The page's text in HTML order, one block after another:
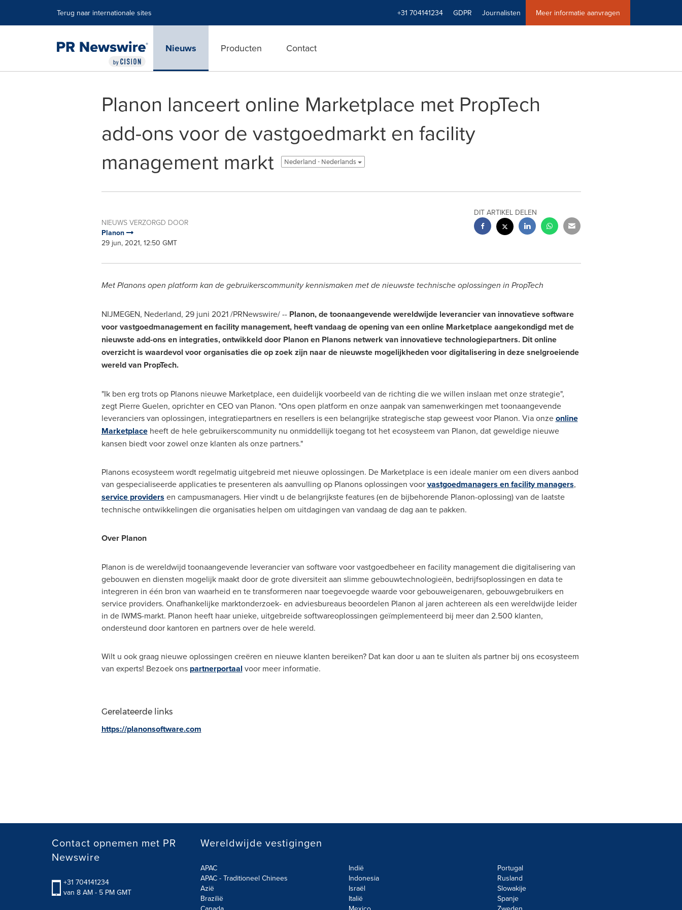
Terug naar internationale sites +31 704141234 GDPR Journalisten Meer informatie aanvragen
Nieuws Producten Contact
Planon lanceert online Marketplace met PropTech
add-ons voor de vastgoedmarkt en facility
management markt
Nederland - Nederlands
NIEUWS VERZORGD DOOR
Planon
29 jun, 2021, 12:50 GMT
DIT ARTIKEL DELEN
Met Planons open platform kan de gebruikerscommunity kennismaken met de nieuwste technische oplossingen in PropTech
NIJMEGEN, Nederland, 29 juni 2021 /PRNewswire/ -- Planon, de toonaangevende wereldwijde leverancier van innovatieve software
voor vastgoedmanagement en facility management, heeft vandaag de opening van een online Marketplace aangekondigd met de
nieuwste add-ons en integraties, ontwikkeld door Planon en Planons netwerk van innovatieve technologiepartners. Dit online
overzicht is waardevol voor organisaties die op zoek zijn naar de nieuwste mogelijkheden voor digitalisering in deze snelgroeiende
wereld van PropTech.
"Ik ben erg trots op Planons nieuwe Marketplace, een duidelijk voorbeeld van de richting die we willen inslaan met onze strategie",
zegt Pierre Guelen, oprichter en CEOvan Planon. "Ons open platform en onze aanpak van samenwerkingen met toonaangevende
leveranciers van oplossingen, integratiepartners en resellers is een belangrijke strategische stap geweest voor Planon. Via onzeonline
Marketplaceheeft de hele gebruikerscommunity nu onmiddellijk toegang tot het ecosysteem van Planon, dat geweldige nieuwe
kansen biedt voor zowel onze klanten als onze partners."
Planons ecosysteem wordt regelmatig uitgebreid met nieuwe oplossingen. De Marketplace is een ideale manier om een divers aanbod
van gespecialiseerde applicaties te presenteren als aanvulling op Planons oplossingen voorvastgoedmanagers en facility managers,
service providers en campusmanagers. Hier vindt u de belangrijkste features (en de bijbehorende Planon-oplossing) van de laatste
technische ontwikkelingen die organisaties helpen om uitdagingen van vandaag de dag aan te pakken.
Over Planon
Planon is de wereldwijd toonaangevende leverancier van software voor vastgoedbeheer en facility management die digitalisering van
gebouwen en diensten mogelijk maakt door de grote diversiteit aan slimme gebouwtechnologieën, bedrijfsoplossingen en data te
integreren in één bron van waarheid en te transformeren naar toegevoegde waarde voor gebouweigenaren, gebouwgebruikers en
service providers. Onafhankelijke marktonderzoek- en adviesbureaus beoordelen Planon al jaren achtereen als een wereldwijde leider
in de IWMS-markt. Planon heeft haar unieke, uitgebreide softwareoplossingen geïmplementeerd bij meer dan 2.500 klanten,
ondersteund door kantoren en partners over de hele wereld.
Wilt u ook graag nieuwe oplossingen creëren en nieuwe klanten bereiken? Dat kan door u aan te sluiten als partner bij ons ecosysteem
van experts! Bezoek ons partnerportaal voor meer informatie.
Gerelateerde links
https://planonsoftware.com
Contact opnemen met PR
Newswire
+31 704141234
van 8 AM - 5 PM GMT
Wereldwijde vestigingen
APAC
APAC - Traditioneel Chinees
Azië
Brazilië
Indië
Indonesia
Israël
Italië
Portugal
Rusland
Slowakije
Spanje